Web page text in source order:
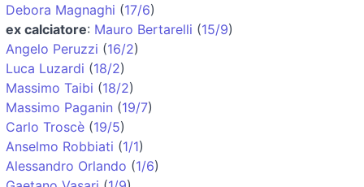
Debora Magnaghi (17/6)
ex calciatore: Mauro Bertarelli (15/9)
Angelo Peruzzi (16/2)
Luca Luzardi (18/2)
Massimo Taibi (18/2)
Massimo Paganin (19/7)
Carlo Troscè (19/5)
Anselmo Robbiati (1/1)
Alessandro Orlando (1/6)